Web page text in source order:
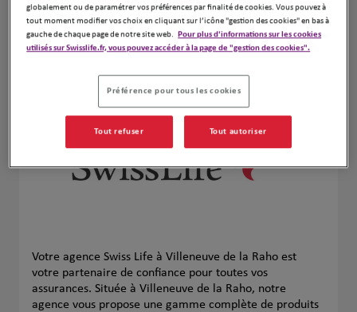
Leaflet| Map ©2026HERE
Naviguer Itinéraire
Votre agence Swiss Life à Villeneuve de la Raho est
votre partenaire de confiance pour toutes vos
assurances. Située à Villeneuve de la Raho, notre
agence vous propose une gamme complète de produits
globalement ou de paramétrer vos préférences par finalité de cookies. Vous pouvez à
tout moment modifier vos choix en cliquant sur l’icône "gestion des cookies" en bas à
gauche de chaque page de notre site web. Pour plus d'informations sur les cookies
utilisés sur Swisslife.fr, vous pouvez accéder à la page de "gestion des cookies".
Préférence pour tous les cookies
Tout refuser Tout autoriser